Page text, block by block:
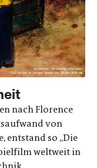
nach Florence
von
entstand so „Die
weltweit in